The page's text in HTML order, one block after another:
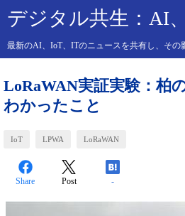
デジタル共生：AI
最新のAI、IoT、ITのニュースを共有し、そ
LoRaWAN実証実験：柏
わかったこと
IoT LPWA LoRaWAN
Share Post -